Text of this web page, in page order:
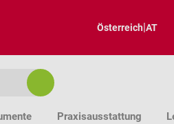
Österreich|AT
Praxisausstattung